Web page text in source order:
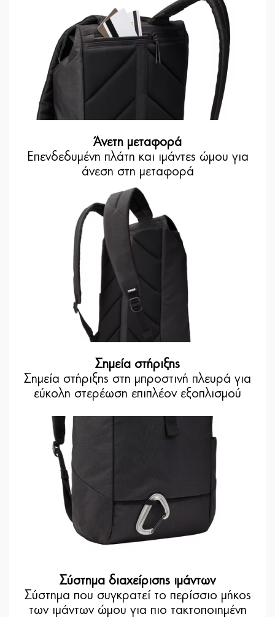
Άνετη μεταφορά
Επενδεδυμένη πλάτη και ιμάντες ώμου για
άνεση στη μεταφορά
Σημεία στήριξης
Σημεία στήριξης στη μπροστινή πλευρά για
εύκολη στερέωση επιπλέον εξοπλισμού
Σύστημα διαχείρισης ιμάντων
Σύστημα που συγκρατεί το περίσσιο μήκος
των ιμάντων ώμου για πιο τακτοποιημένη